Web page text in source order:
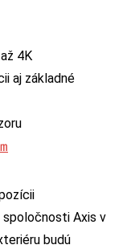
4K
aj základné
Axis v
budú